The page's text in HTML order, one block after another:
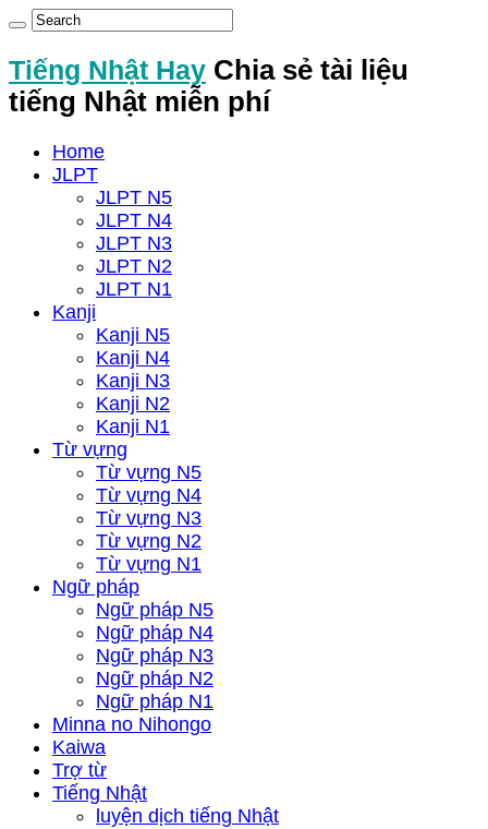
Tiếng Nhật Hay Chia sẻ tài liệu
tiếng Nhật miễn phí
Home
JLPT
JLPT N5
JLPT N4
JLPT N3
JLPT N2
JLPT N1
Kanji
Kanji N5
Kanji N4
Kanji N3
Kanji N2
Kanji N1
Từ vựng
Từ vựng N5
Từ vựng N4
Từ vựng N3
Từ vựng N2
Từ vựng N1
Ngữ pháp
Ngữ pháp N5
Ngữ pháp N4
Ngữ pháp N3
Ngữ pháp N2
Ngữ pháp N1
Minna no Nihongo
Kaiwa
Trợ từ
Tiếng Nhật
luyện dịch tiếng Nhật